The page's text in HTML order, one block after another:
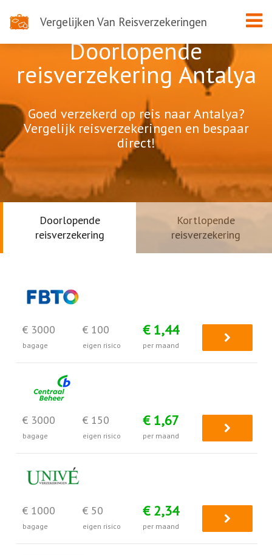
Vergelijken Van Reisverzekeringen
Doorlopende
reisverzekering Antalya
Goed verzekerd op reis naar Antalya?
Vergelijk reisverzekeringen en bespaar
direct!
Doorlopende
reisverzekering
Kortlopende
reisverzekering
€ 3000
bagage
€ 100
eigen risico
€ 1,44
per maand
€ 3000
bagage
€ 150
eigen risico
€ 1,67
per maand
€ 1000
bagage
€ 50
eigen risico
€ 2,34
per maand